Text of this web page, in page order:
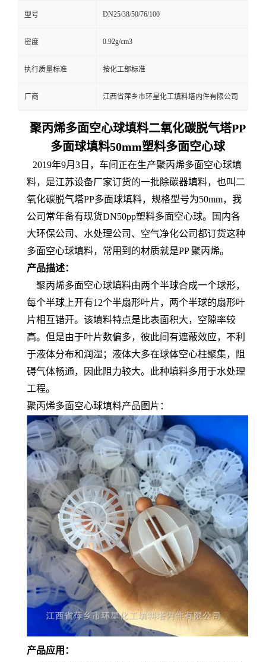
型号 DN25/38/50/76/100
密度 0.92g/cm3
执行质量标准 按化工部标准
厂商 江西省萍乡市环星化工填料塔内件有限公司
聚丙烯多面空心球填料二氧化碳脱气塔PP
多面球填料50mm塑料多面空心球
2019年9月3日，车间正在生产聚丙烯多面空心球填
料，是江苏设备厂家订货的一批除碳器填料，也叫二
氧化碳脱气塔PP多面球填料，规格型号为50mm，我
公司常年备有现货DN50pp塑料多面空心球。国内各
大环保公司、水处理公司、空气净化公司都订货这种
多面空心球填料，常用到的材质就是PP 聚丙烯。
产品描述：
聚丙烯多面空心球填料由两个半球合成一个球形，
每个半球上开有12个半扇形叶片，两个半球的扇形叶
片相互错开。该填料特点是比表面积大，空隙率较
高。但是由于叶片数偏多，彼此间有遮蔽效应，不利
于液体分布和润湿；液体大多在球体空心柱聚集，阻
碍气体畅通，因此阻力较大。此种填料多用于水处理
工程。
聚丙烯多面空心球填料产品图片：
产品应用：